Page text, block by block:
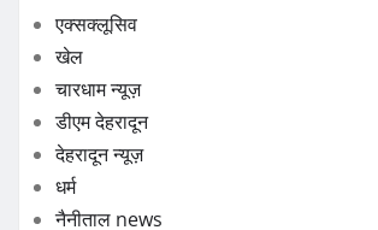
एक्सक्लूसिव
खेल
चारधाम न्यूज़
डीएम देहरादून
देहरादून न्यूज़
धर्म
नैनीताल news